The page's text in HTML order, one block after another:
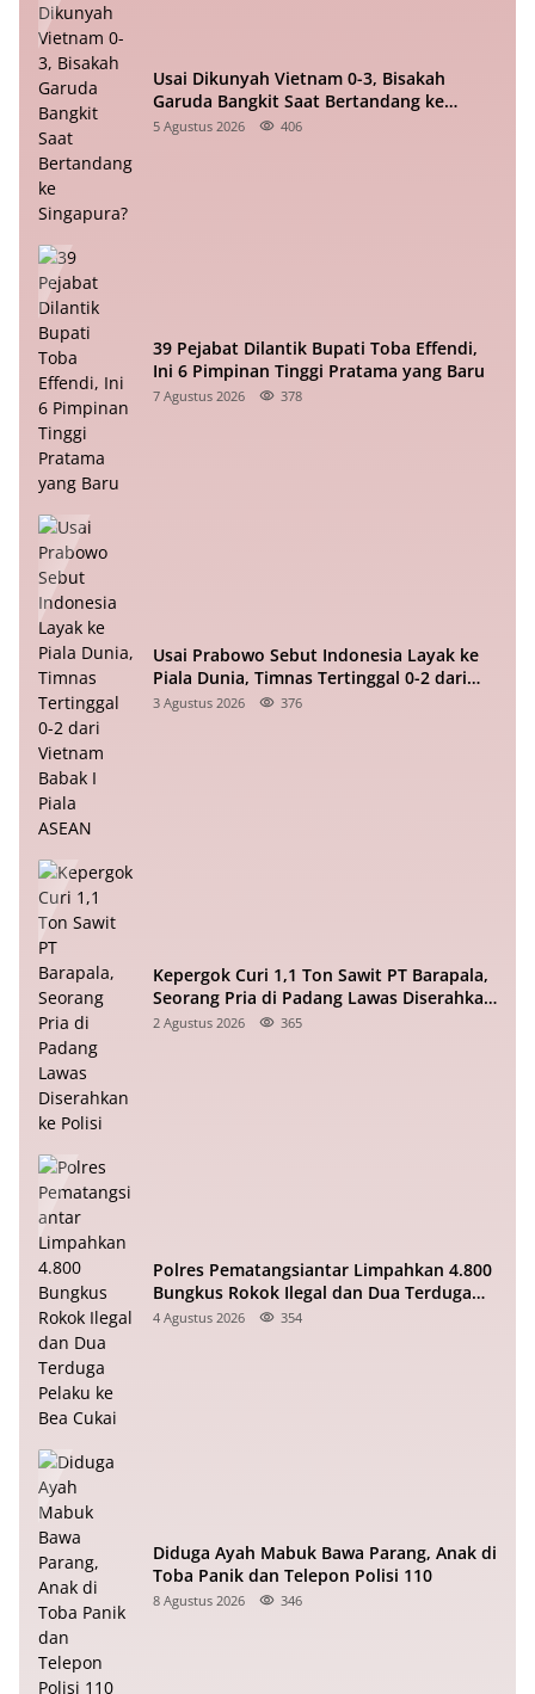
Usai Dikunyah Vietnam 0-3, Bisakah
Garuda Bangkit Saat Bertandang ke
Singapura?
5 Agustus 2026 406
39 Pejabat Dilantik Bupati Toba Effendi,
Ini 6 Pimpinan Tinggi Pratama yang Baru
7 Agustus 2026 378
Usai Prabowo Sebut Indonesia Layak ke
Piala Dunia, Timnas Tertinggal 0-2 dari
Vietnam Babak I Piala ASEAN
3 Agustus 2026 376
Kepergok Curi 1,1 Ton Sawit PT Barapala,
Seorang Pria di Padang Lawas Diserahkan
ke Polisi
2 Agustus 2026 365
Polres Pematangsiantar Limpahkan 4.800
Bungkus Rokok Ilegal dan Dua Terduga
Pelaku ke Bea Cukai
4 Agustus 2026 354
Diduga Ayah Mabuk Bawa Parang, Anak di
Toba Panik dan Telepon Polisi 110
8 Agustus 2026 346